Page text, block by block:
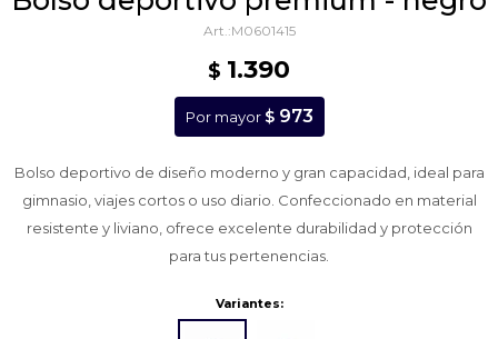
M0601415
$ 1.390
Por mayor $ 973
Bolso deportivo de diseño moderno y gran capacidad, ideal para
gimnasio, viajes cortos o uso diario. Confeccionado en material
resistente y liviano, ofrece excelente durabilidad y protección
para tus pertenencias.
Variantes: